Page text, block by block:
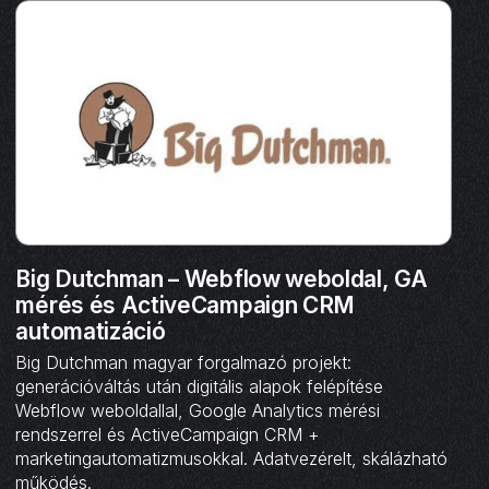
Big Dutchman – Webflow weboldal, GA
mérés és ActiveCampaign CRM
automatizáció
Big Dutchman magyar forgalmazó projekt:
generációváltás után digitális alapok felépítése
Webflow weboldallal, Google Analytics mérési
rendszerrel és ActiveCampaign CRM +
marketingautomatizmusokkal. Adatvezérelt, skálázható
működés.